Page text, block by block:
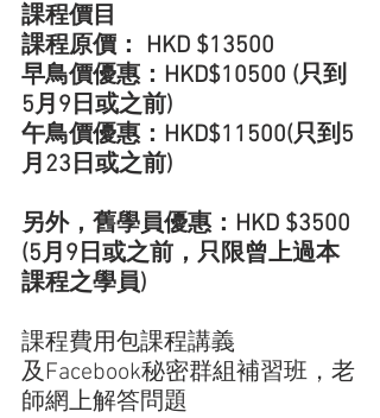
課程價目
課程原價： HKD $13500
早鳥價優惠：HKD$10500 (只到
5月9日或之前)
午鳥價優惠：HKD$11500(只到5
月23日或之前)
另外，舊學員優惠：HKD $3500
(5月9日或之前，只限曾上過本
課程之學員)
課程費用包課程講義
及Facebook秘密群組補習班，老
師網上解答問題